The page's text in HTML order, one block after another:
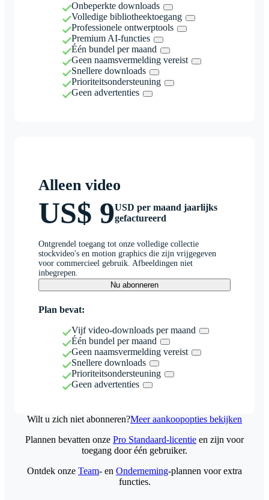
Onbeperkte downloads
Volledige bibliotheektoegang
Professionele ontwerptools
Premium AI-functies
Één bundel per maand
Geen naamsvermelding vereist
Snellere downloads
Prioriteitsondersteuning
Geen advertenties
Alleen video
US$ 9USD per maand jaarlijks
gefactureerd
Ontgrendel toegang tot onze volledige collectie
stockvideo's en motion graphics die zijn vrijgegeven
voor commercieel gebruik. Afbeeldingen niet
inbegrepen.
Nu abonneren
Plan bevat:
Vijf video-downloads per maand
Één bundel per maand
Geen naamsvermelding vereist
Snellere downloads
Prioriteitsondersteuning
Geen advertenties
Wilt u zich niet abonneren?Meer aankoopopties bekijken
Plannen bevatten onze Pro Standaard-licentie en zijn voor
toegang door één gebruiker.
Ontdek onze Team- en Onderneming-plannen voor extra
functies.